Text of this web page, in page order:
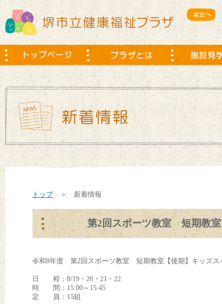
トップ＞ 新着情報
第2回スポーツ教室 短期教室
令和8年度 第2回スポーツ教室 短期教室【後期】キッズス
日 程：8/19・20・21・22
時 間：15:00～15:45
定 員：15組